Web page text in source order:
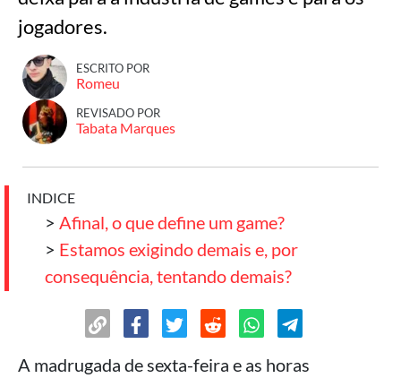
jogadores.
ESCRITO POR
Romeu
REVISADO POR
Tabata Marques
INDICE
> Afinal, o que define um game?
> Estamos exigindo demais e, por
consequência, tentando demais?
A madrugada de sexta-feira e as horas